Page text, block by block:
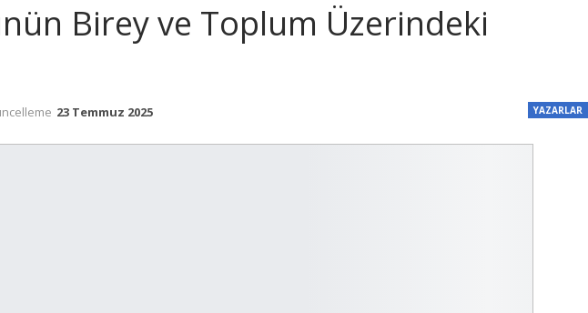
Birey ve Toplum Üzerindeki
YAZARLAR
23 Temmuz 2025